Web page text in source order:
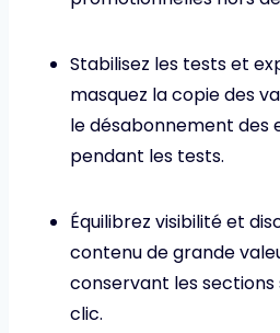
Stabilisez les tests et
masquez la copie des
le désabonnement des
pendant les tests.
Équilibrez visibilité et
contenu de grande
conservant les
clic.